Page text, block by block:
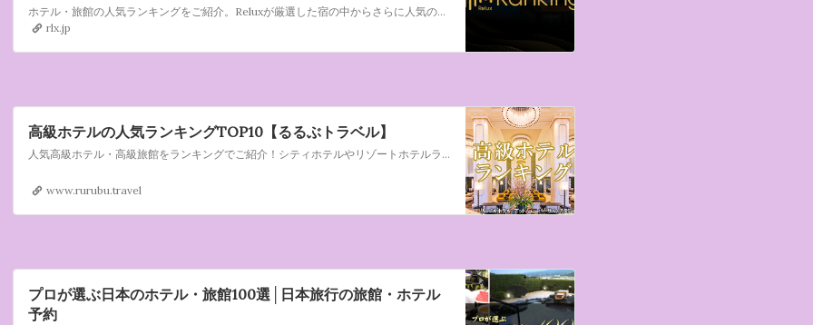
ホテル・旅館の人気ランキングをご紹介。Reluxが厳選した宿の中からさらに人気のホテル・旅館をランキングでチェックしてみませんか。食事や温泉などテーマ別のランキングや年間ランキングもご紹介！満足度の高いシティホテルやリゾートホテル、旅館の宿泊予約にぜひReluxをご利用ください。
rlx.jp
高級ホテルの人気ランキングTOP10【るるぶトラベル】
人気高級ホテル・高級旅館をランキングでご紹介！シティホテルやリゾートホテルランキングのほか、記念日や女子会におすすめの宿も。高級ホテル・高級旅館の宿泊予約はスターコレクション【るるぶトラベル】
www.rurubu.travel
プロが選ぶ日本のホテル・旅館100選│日本旅行の旅館・ホテル
予約